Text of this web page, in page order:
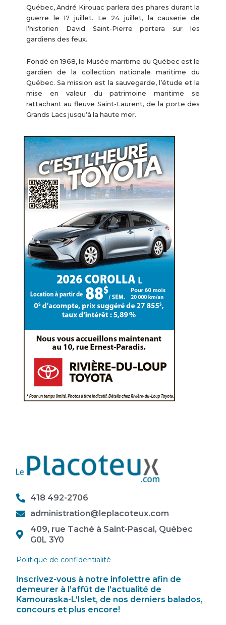
Québec, André Kirouac parlera des phares durant la
guerre le 17 juillet. Le 24 juillet, la causerie de
l’historien David Saint-Pierre portera sur les
gardiens des feux.
Fondé en 1968, le Musée maritime du Québec est le
gardien de la collection nationale maritime du
Québec. Sa mission est la sauvegarde, l’étude et la
mise en valeur du patrimoine maritime se
rattachant au fleuve Saint-Laurent, de la porte des
Grands Lacs jusqu’à la haute mer.
418 492-2706
administration@leplacoteux.com
409, rue Taché à Saint-Pascal, Québec
G0L 3Y0
Politique de confidentialité
Inscrivez-vous à notre infolettre afin de
demeurer à l’affût de l’actualité de
Kamouraska-L’Islet, de nos derniers balados,
concours et plus encore!